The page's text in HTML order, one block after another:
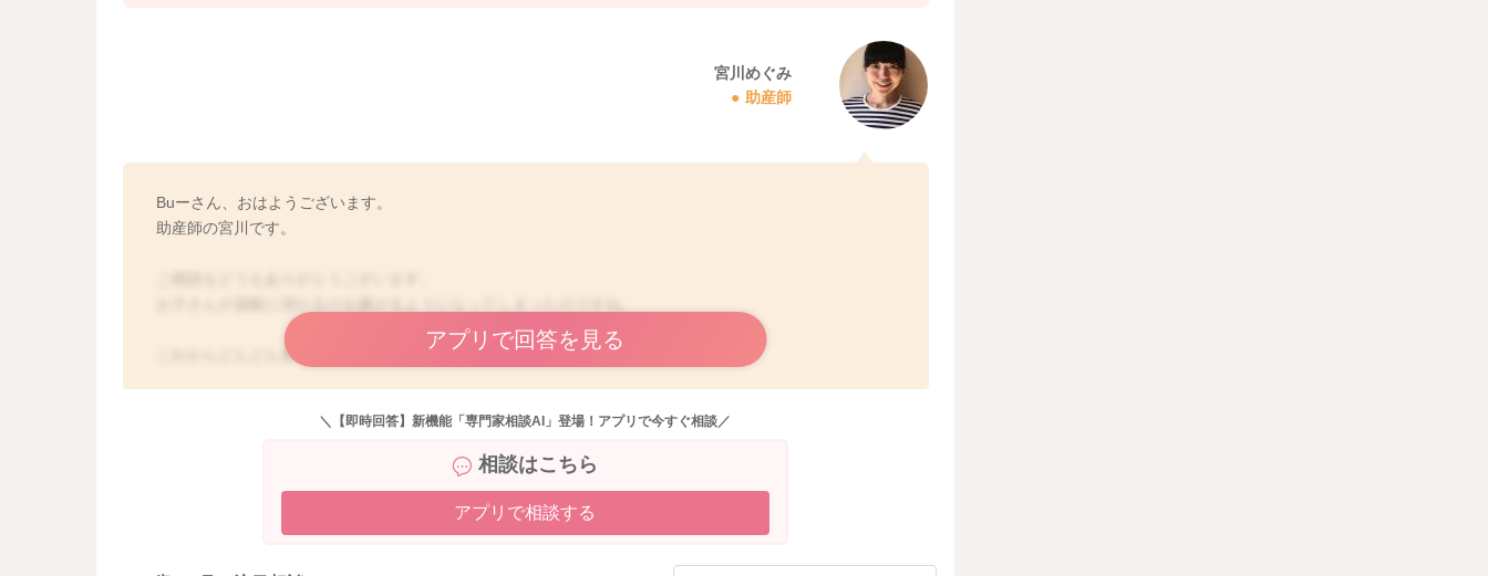
宮川めぐみ
助産師
Buーさん、おはようございます。
助産師の宮川です。
これからどんどん寒くなっていきますし、浸かって欲しいですよね。
菖蒲湯のどのようなところで怖さを感じてしまったのでしょうね。
お湯の量を徐々に多くしていってみて、慣らしながら浸かってもらえるようになるといいのかなとも思い
どのような反応が得られるようになるのかわからないのですが、良かったら参考になさってみてくださ
アプリで回答を見る
＼【即時回答】新機能「専門家相談AI」登場！アプリで今すぐ相談／
相談はこちら
アプリで相談する